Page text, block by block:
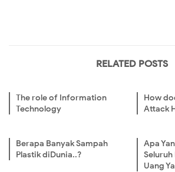
RELATED POSTS
The role of Information
Technology
How
Attack
Berapa Banyak Sampah
Plastik diDunia..?
Apa
Seluruh
Uang